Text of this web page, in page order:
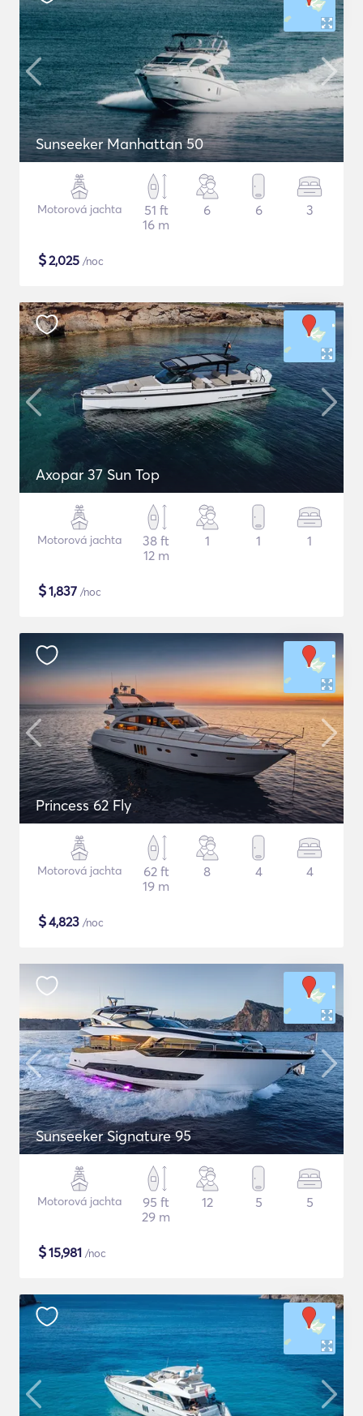
Sunseeker Manhattan 50
Motorová jachta
51 ft
16 m
6 6 3
$2,025 /noc
Axopar 37 Sun Top
Motorová jachta
38 ft
12 m
1 1 1
$1,837 /noc
Princess 62 Fly
Motorová jachta
62 ft
19 m
8 4 4
$4,823 /noc
Sunseeker Signature 95
Motorová jachta
95 ft
29 m
12 5 5
$15,981 /noc